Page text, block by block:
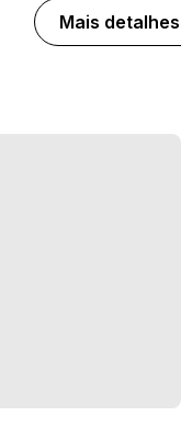
Mais detalhes